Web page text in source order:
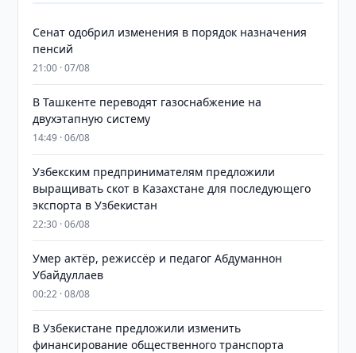
Сенат одобрил изменения в порядок назначения
пенсий
21:00 · 07/08
В Ташкенте переводят газоснабжение на
двухэтапную систему
14:49 · 06/08
Узбекским предпринимателям предложили
выращивать скот в Казахстане для последующего
экспорта в Узбекистан
22:30 · 06/08
Умер актёр, режиссёр и педагог Абдуманнон
Убайдуллаев
00:22 · 08/08
В Узбекистане предложили изменить
финансирование общественного транспорта